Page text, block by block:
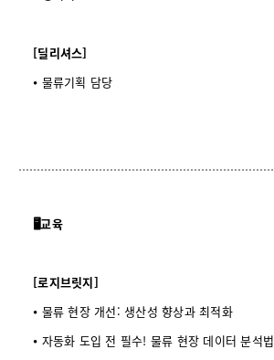
[딜리셔스]
⦁ 물류기획 담당
🖥️교육
[로지브릿지]
⦁ 물류 현장 개선: 생산성 향상과 최적화
⦁ 자동화 도입 전 필수! 물류 현장 데이터 분석법